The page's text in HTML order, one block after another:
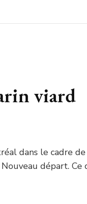
viard
dans le cadre
départ.